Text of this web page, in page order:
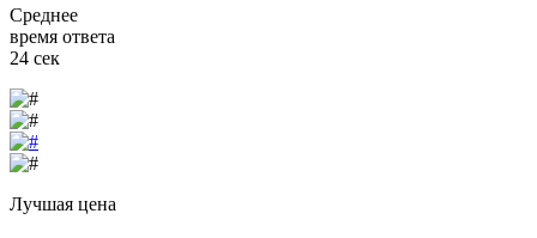
Среднее
время ответа
24 сек
Лучшая цена